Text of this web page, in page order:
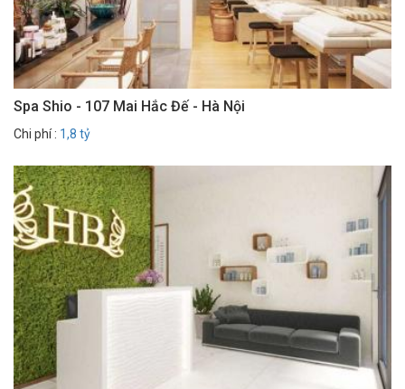
Spa Shio - 107 Mai Hắc Đế - Hà Nội
Chi phí : 1,8 tỷ